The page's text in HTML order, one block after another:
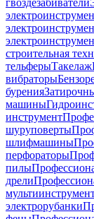
гвоздезабиватели
строительная
тельферыТакелаж
вибраторы
бурения
машины
инструмент
шуруповерты
шлифмашины
перфораторы
пилы
дрели
электрорубанки